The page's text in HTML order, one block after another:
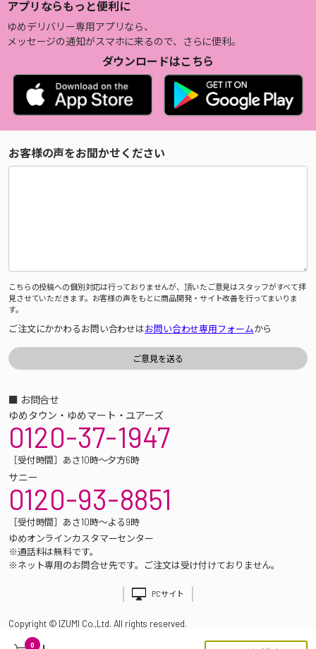
0
アプリならもっと便利に
ゆめデリバリー専用アプリなら、
メッセージの通知がスマホに来るので、さらに便利。
ダウンロードはこちら
お客様の声をお聞かせください
こちらの投稿への個別対応は行っておりませんが、頂いたご意見はスタッフがすべて拝
見させていただきます。お客様の声をもとに商品開発・サイト改善を行ってまいりま
す。
ご注文にかかわるお問い合わせはお問い合わせ専用フォームから
■ お問合せ
ゆめタウン・ゆめマート・ユアーズ
0120-37-1947
［受付時間］あさ10時～夕方6時
サニー
0120-93-8851
［受付時間］あさ10時～よる9時
ゆめオンラインカスタマーセンター
※通話料は無料です。
※ネット専用のお問合せ先です。ご注文は受け付けておりません。
PCサイト
Copyright © IZUMI Co.,Ltd. All rights reserved.